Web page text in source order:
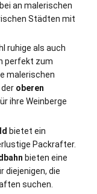
an malerischen
Städten mit
ruhige als auch
perfekt zum
malerischen
der oberen
ihre Weinberge
bietet ein
Packrafter.
bieten eine
diejenigen, die
suchen.